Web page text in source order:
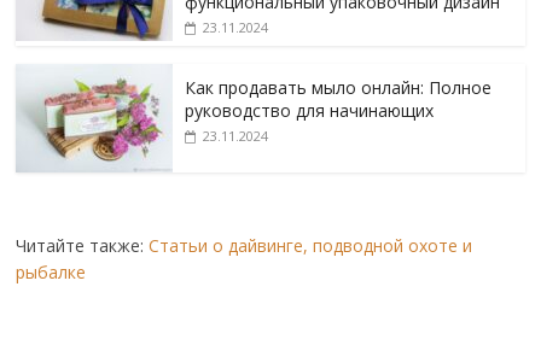
23.11.2024
Как продавать мыло онлайн: Полное
руководство для начинающих
23.11.2024
Читайте также:Статьи о дайвинге, подводной охоте и
рыбалке